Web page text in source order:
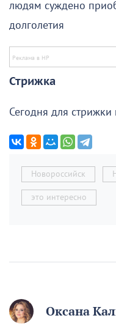
людям суждено
долголетия
Стрижка
Сегодня для
Новороссийск
это интересно
Оксана